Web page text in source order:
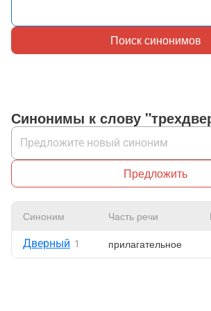
Поиск синонимов
Синонимы к слову
Предложить
Синоним Часть речи
Дверный 1 прилагательное